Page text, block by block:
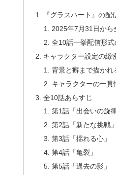
『グラスハート』の配
2025年7月31日から
全10話一挙配信形式
キャラクター設定の緻
背景と癖まで描かれ
キャラクターの一
全10話あらすじ
第1話「出会いの旋律
第2話「新たな挑戦」
第3話「揺れる心」
第4話「亀裂」
第5話「過去の影」